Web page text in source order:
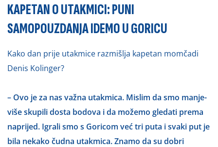
KAPETAN O UTAKMICI: PUNI
SAMOPOUZDANJA IDEMO U GORICU
Kako dan prije utakmice razmišlja kapetan momčadi
Denis Kolinger?
– Ovo je za nas važna utakmica. Mislim da smo manje-
više skupili dosta bodova i da možemo gledati prema
naprijed. Igrali smo s Goricom već tri puta i svaki put je
bila nekako čudna utakmica. Znamo da su dobri